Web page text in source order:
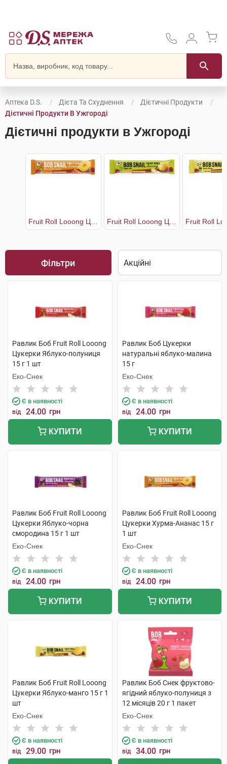
Аптека D.S. Дієта Та Схуднення
Дієтичні Продукти
Дієтичні Продукти В Ужгороді
Дієтичні продукти в Ужгороді
Фільтри
Равлик Боб Fruit Roll Looong
Цукерки Яблуко-полуниця
15 г 1 шт
Еко-Снек
Є в наявності
від 24.00 грн
КУПИТИ
Равлик Боб Цукерки
натуральні яблуко-малина
15 г
Еко-Снек
Є в наявності
від 24.00 грн
КУПИТИ
Равлик Боб Fruit Roll Looong
Цукерки Яблуко-чорна
смородина 15 г 1 шт
Еко-Снек
Є в наявності
від 24.00 грн
КУПИТИ
Равлик Боб Fruit Roll Looong
Цукерки Хурма-Ананас 15 г
1 шт
Еко-Снек
Є в наявності
від 24.00 грн
КУПИТИ
Равлик Боб Fruit Roll Looong
Цукерки Яблуко-манго 15 г 1
шт
Еко-Снек
Є в наявності
від 29.00 грн
Равлик Боб Снек фруктово-
ягідний яблуко-полуниця з
12 місяців 20 г 1 пакет
Еко-Снек
Є в наявності
від 34.00 грн